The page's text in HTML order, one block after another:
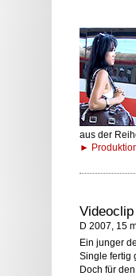
aus der
►
D 2007, 15
Ein junger
Single fertig
Doch für